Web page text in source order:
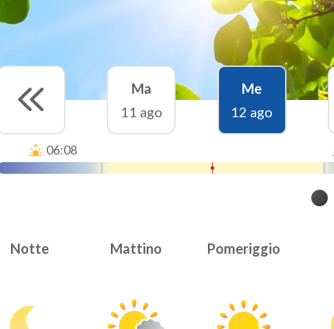
Ma
11 ago
Me
12 ago
06:08
Notte Mattino Pomeriggio